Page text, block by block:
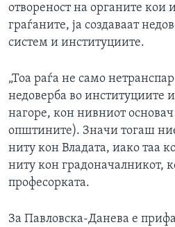
отвореност на органите кои
граѓаните, ја создаваат
систем и институциите.
„Тоа раѓа не само
недоверба во институциите
нагоре, кон нивниот
општините). Значи тогаш
ниту кон Владата, иако таа
ниту кон градоначалникот,
професорката.
За Павловска-Данева е